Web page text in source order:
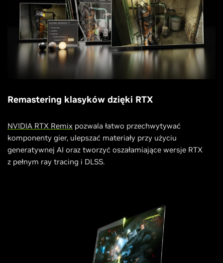
Remastering klasyków dzięki RTX
NVIDIA RTX Remix pozwala łatwo przechwytywać
komponenty gier, ulepszać materiały przy użyciu
generatywnej AI oraz tworzyć oszałamiające wersje RTX
z pełnym ray tracing i DLSS.